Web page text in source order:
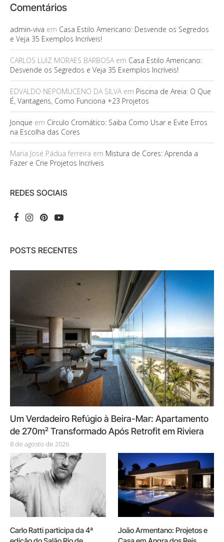
Comentários
admin-viva em Casa Estilo Americano: Desvende os Segredos
e Veja 35 Exemplos Incríveis!
CARLOS LUIZ MORAES BARBOSA em Casa Estilo Americano:
Desvende os Segredos e Veja 35 Exemplos Incríveis!
EDVALDO NEPOMUCENO DA SILVA em Piscina de Areia: O Que
É, Vantagens, Como Funciona +23 Projetos
Jonque em Círculo Cromático: Saiba Como Usar e Evite Erros
na Escolha das Cores
Maria José Pádua ferreira em Mistura de Cores: Aprenda a
Fazer e Crie Projetos Incríveis
REDES SOCIAIS
POSTS RECENTES
Um Verdadeiro Refúgio à Beira-Mar: Apartamento
de 270m² Transformado Após Retrofit em Riviera
8 de agosto de 2026
Carlo Ratti participa da 4ª
João Armentano: Projetos e